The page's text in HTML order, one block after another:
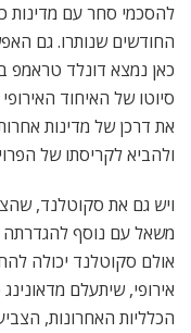
החודשים שנותרו. גם
כאן נמצא דונלד טראמפ
סיוטו של האיחוד
את דרכן של מדינות
ולהביא לקריסתו של
ויש גם את סקוטלנד,
משאל עם נוסף להגדרתה
אולם סקוטלנד יכולה
אירופי, שיתעלם
הכלליות האחרונות,